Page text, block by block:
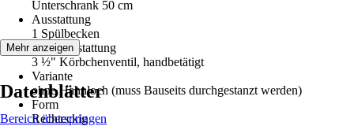
Unterschrank 50 cm
Ausstattung
1 Spülbecken
Ventilausstattung
3 ½" Körbchenventil, handbetätigt
Variante
ohne Hahnloch (muss Bauseits durchgestanzt werden)
Form
Rechteckig
Mehr anzeigen
Datenblätter
Bereich überspringen